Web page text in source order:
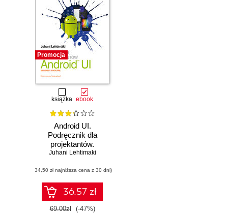
Promocja
książka ebook
Android UI.
Podręcznik dla
projektantów.
Smashing
Juhani Lehtimaki
(34,50 zł najniższa cena z 30 dni)
36.57 zł
69.00zł (-47%)